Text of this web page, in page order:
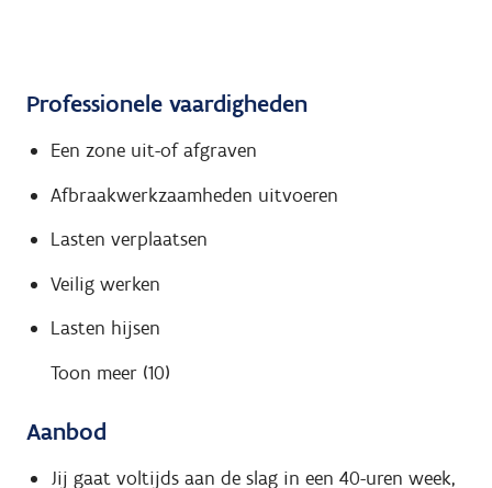
Professionele vaardigheden
Een zone uit-of afgraven
Afbraakwerkzaamheden uitvoeren
Lasten verplaatsen
Veilig werken
Lasten hijsen
Toon meer (10)
Aanbod
Jij gaat voltijds aan de slag in een 40-uren week,